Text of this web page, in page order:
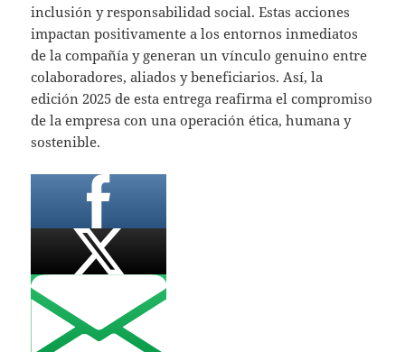
inclusión y responsabilidad social. Estas acciones
impactan positivamente a los entornos inmediatos
de la compañía y generan un vínculo genuino entre
colaboradores, aliados y beneficiarios. Así, la
edición 2025 de esta entrega reafirma el compromiso
de la empresa con una operación ética, humana y
sostenible.